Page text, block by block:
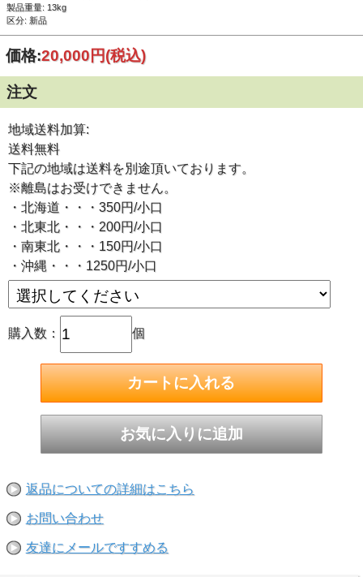
製品重量: 13kg
区分: 新品
価格:20,000円(税込)
注文
地域送料加算:
送料無料
下記の地域は送料を別途頂いております。
※離島はお受けできません。
・北海道・・・350円/小口
・北東北・・・200円/小口
・南東北・・・150円/小口
・沖縄・・・1250円/小口
購入数： 個
返品についての詳細はこちら
お問い合わせ
友達にメールですすめる